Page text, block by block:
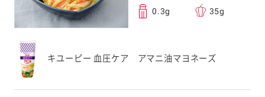
0.3g 35g
キユーピー 血圧ケア アマニ油マヨネーズ